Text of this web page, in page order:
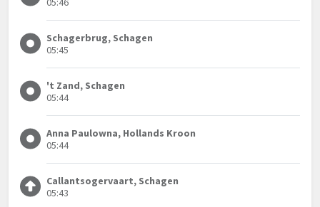
Schagerbrug, Schagen
05:45
't Zand, Schagen
05:44
Anna Paulowna, Hollands Kroon
05:44
Callantsogervaart, Schagen
05:43